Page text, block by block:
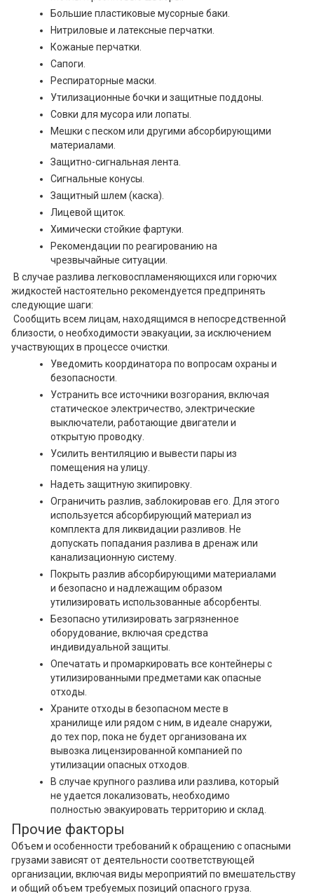
Большие пластиковые мусорные баки.
Нитриловые и латексные перчатки.
Кожаные перчатки.
Сапоги.
Респираторные маски.
Утилизационные бочки и защитные поддоны.
Совки для мусора или лопаты.
Мешки с песком или другими абсорбирующими
материалами.
Защитно-сигнальная лента.
Сигнальные конусы.
Защитный шлем (каска).
Лицевой щиток.
Химически стойкие фартуки.
Рекомендации по реагированию на
чрезвычайные ситуации.
В случае разлива легковоспламеняющихся или горючих
жидкостей настоятельно рекомендуется предпринять
следующие шаги:
Сообщить всем лицам, находящимся в непосредственной
близости, о необходимости эвакуации, за исключением
участвующих в процессе очистки.
Уведомить координатора по вопросам охраны и
безопасности.
Устранить все источники возгорания, включая
статическое электричество, электрические
выключатели, работающие двигатели и
открытую проводку.
Усилить вентиляцию и вывести пары из
помещения на улицу.
Надеть защитную зкипировку.
Ограничить разлив, заблокировав его. Для этого
используется абсорбирующий материал из
комплекта для ликвидации разливов. Не
допускать попадания разлива в дренаж или
канализационную систему.
Покрыть разлив абсорбирующими материалами
и безопасно и надлежащим образом
утилизировать использованные абсорбенты.
Безопасно утилизировать загрязненное
оборудование, включая средства
индивидуальной защиты.
Опечатать и промаркировать все контейнеры с
утилизированными предметами как опасные
отходы.
Храните отходы в безопасном месте в
хранилище или рядом с ним, в идеале снаружи,
до тех пор, пока не будет организована их
вывозка лицензированной компанией по
утилизации опасных отходов.
В случае крупного разлива или разлива, который
не удается локализовать, необходимо
полностью эвакуировать территорию и склад.
Прочие факторы
Объем и особенности требований к обращению с опасными
грузами зависят от деятельности соответствующей
организации, включая виды мероприятий по вмешательству
и общий объем требуемых позиций опасного груза.